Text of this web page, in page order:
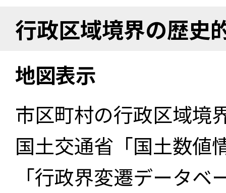
行政区域境界の歴史
地図表示
市区町村の行政区域境
国土交通省「国土数値
「行政界変遷データ